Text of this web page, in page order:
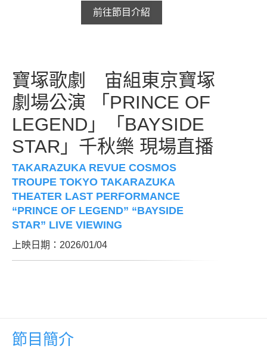
前往節目介紹
寶塚歌劇 宙組東京寶塚
劇場公演 「PRINCE OF
LEGEND」「BAYSIDE
STAR」千秋樂 現場直播
TAKARAZUKA REVUE COSMOS
TROUPE TOKYO TAKARAZUKA
THEATER LAST PERFORMANCE
“PRINCE OF LEGEND” “BAYSIDE
STAR” LIVE VIEWING
上映日期：2026/01/04
節目簡介
會員Q&A